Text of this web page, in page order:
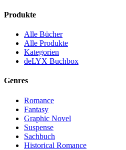
Produkte
Alle Bücher
Alle Produkte
Kategorien
deLYX Buchbox
Genres
Romance
Fantasy
Graphic Novel
Suspense
Sachbuch
Historical Romance